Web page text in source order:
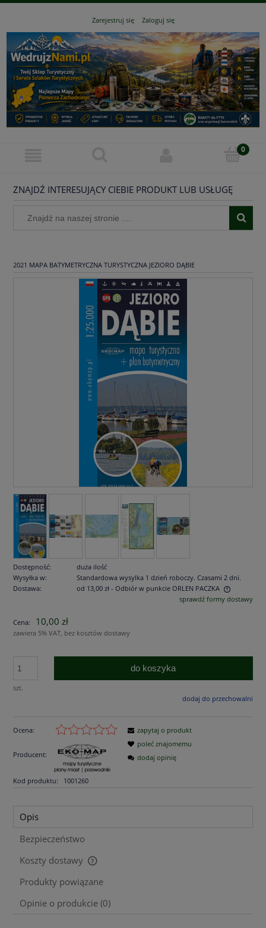
Zarejestruj się Zaloguj się
ZNAJDŹ INTERESUJĄCY CIEBIE PRODUKT LUB USŁUGĘ
2021 MAPA BATYMETRYCZNA TURYSTYCZNA JEZIORO DĄBIE
Dostępność:
duża ilość
Wysyłka w:
Standardowa wysylka 1 dzień roboczy. Czasami 2 dni.
Dostawa:
od 13,00 zł - Odbiór w punkcie ORLEN PACZKA
Cena nie zawiera ewentualnych kosztów płatnościsprawdź formy dostawy
Cena: 10,00 zł
zawiera 5% VAT, bez kosztów dostawy
szt.
do koszyka
dodaj do przechowalni
Ocena:
Producent:
Kod produktu: 1001260
zapytaj o produkt
poleć znajomemu
dodaj opinię
Opis
Bezpieczeństwo
Koszty dostawy
Cena nie zawiera ewentualnych kosztów płatności
Produkty powiązane
Opinie o produkcie (0)